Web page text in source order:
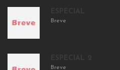
Breve
Breve